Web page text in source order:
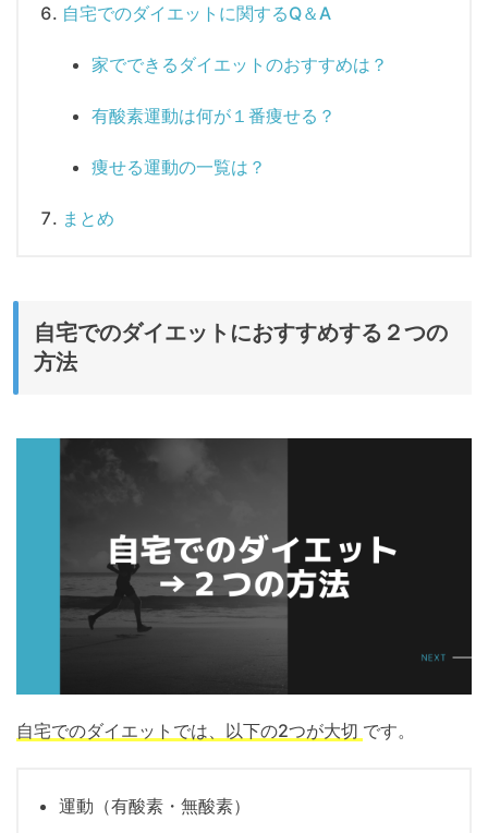
自宅でのダイエットに関するQ＆A
家でできるダイエットのおすすめは？
有酸素運動は何が１番痩せる？
痩せる運動の一覧は？
まとめ
自宅でのダイエットにおすすめする２つの
方法
自宅でのダイエットでは、以下の2つが大切 です。
運動（有酸素・無酸素）